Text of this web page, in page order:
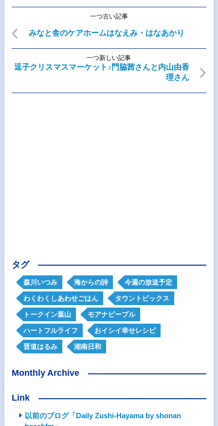
一つ古い記事
みなと舎のケアホームはなえみ・はなあかり
一つ新しい記事
逗子クリスマスマーケット♪門脇茜さんと内山由香
理さん
タグ
森川いつみ 海からの詩 今週の放送予定
わくわくしあわせごはん タウントピックス
トークイン葉山 モアナピープル
ハートフルライフ おイシイ幸せレシピ
晋道はるみ 湘南日和
Monthly Archive
Link
以前のブログ「Daily Zushi-Hayama by shonan